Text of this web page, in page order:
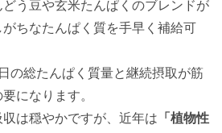
う豆や玄米たんぱくのブレンドが
ちなたんぱく質を手早く補給可
の総たんぱく質量と継続摂取が筋
になります。
は穏やかですが、近年は 「植物性